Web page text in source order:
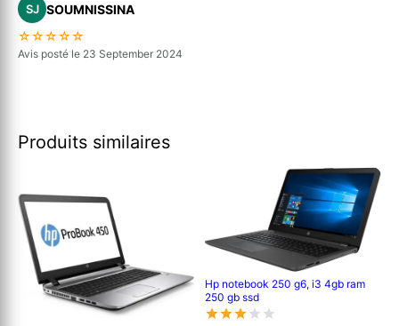
SJ SOUMNISSINA
☆☆☆☆☆
Avis posté le 23 September 2024
Produits similaires
Hp notebook 250 g6, i3 4gb ram
250 gb ssd